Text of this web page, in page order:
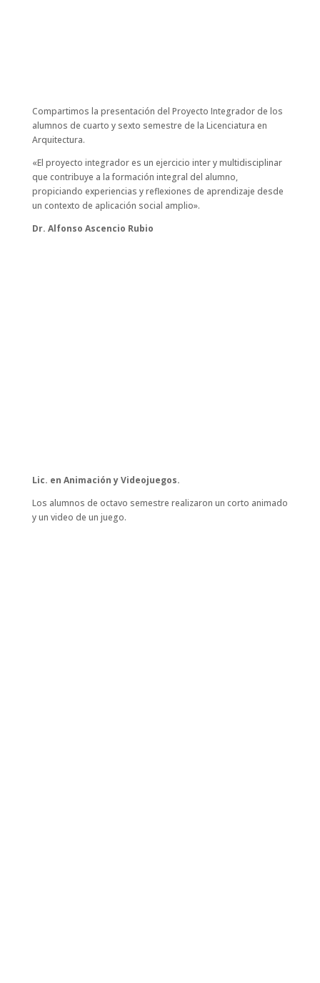
Compartimos la presentación del Proyecto Integrador de los
alumnos de cuarto y sexto semestre de la Licenciatura en
Arquitectura.
«El proyecto integrador es un ejercicio inter y multidisciplinar
que contribuye a la formación integral del alumno,
propiciando experiencias y reflexiones de aprendizaje desde
un contexto de aplicación social amplio».
Dr. Alfonso Ascencio Rubio
Lic. en Animación y Videojuegos.
Los alumnos de octavo semestre realizaron un corto animado
y un video de un juego.